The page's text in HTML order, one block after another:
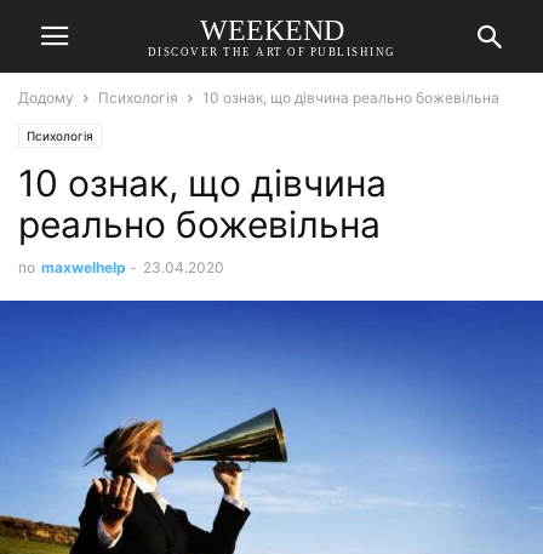
WEEKEND
DISCOVER THE ART OF PUBLISHING
Додому Психологія 10 ознак, що дівчина реально божевільна
Психологія
10 ознак, що дівчина
реально божевільна
по maxwelhelp - 23.04.2020